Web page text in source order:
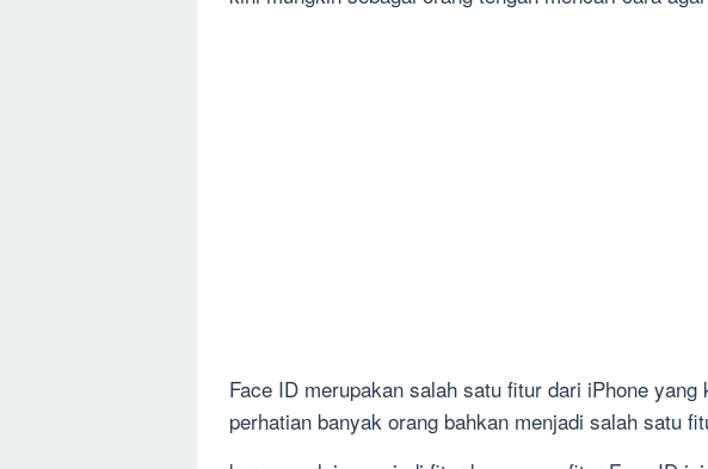
Face ID merupakan salah satu fitur dari iPhone
perhatian banyak orang bahkan menjadi salah satu